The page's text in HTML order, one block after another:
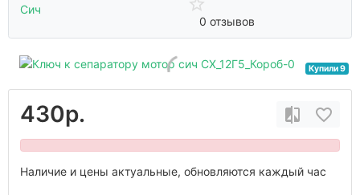
Сич
0 отзывов
Купили 9
430р.
Наличие и цены актуальные, обновляются каждый час